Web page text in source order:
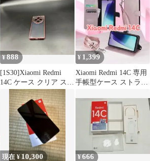
¥888
[1S30]Xiaomi Redmi
14C ケース クリア スマ
ホケース
¥ 1,399
Xiaomi Redmi 14C 専用
手帳型ケース ストラッ
現在 ¥ 10,300 ¥666